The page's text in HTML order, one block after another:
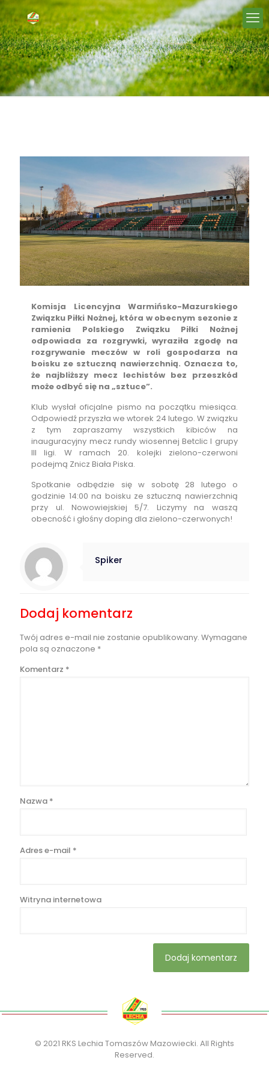
Komisja Licencyjna Warmińsko-Mazurskiego
Związku Piłki Nożnej, która w obecnym sezonie z
ramienia Polskiego Związku Piłki Nożnej
odpowiada za rozgrywki, wyraziła zgodę na
rozgrywanie meczów w roli gospodarza na
boisku ze sztuczną nawierzchnią. Oznacza to,
że najbliższy mecz lechistów bez przeszkód
może odbyć się na „sztuce”.
Klub wysłał oficjalne pismo na początku miesiąca.
Odpowiedź przyszła we wtorek 24 lutego. W związku
z tym zapraszamy wszystkich kibiców na
inauguracyjny mecz rundy wiosennej Betclic I grupy
III ligi. W ramach 20. kolejki zielono-czerwoni
podejmą Znicz Biała Piska.
Spotkanie odbędzie się w sobotę 28 lutego o
godzinie 14:00 na boisku ze sztuczną nawierzchnią
przy ul. Nowowiejskiej 5/7. Liczymy na waszą
obecność i głośny doping dla zielono-czerwonych!
Spiker
Dodaj komentarz
Twój adres e-mail nie zostanie opublikowany. Wymagane
pola są oznaczone *
Komentarz *
Nazwa *
Adres e-mail *
Witryna internetowa
© 2021 RKS Lechia Tomaszów Mazowiecki. All Rights
Reserved.